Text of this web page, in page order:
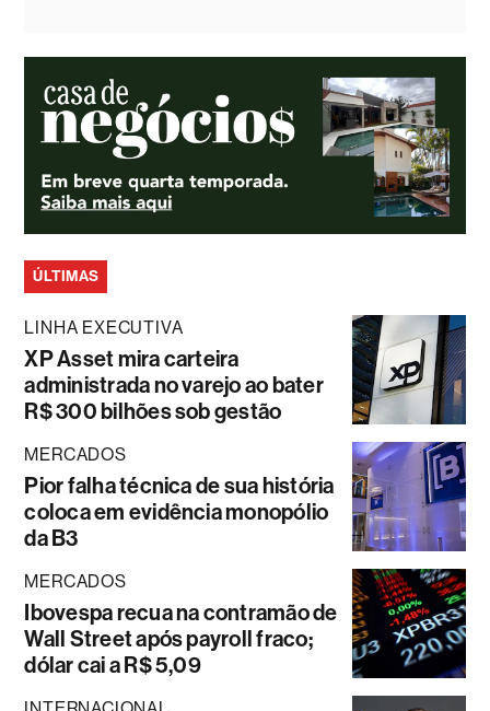
ÚLTIMAS
LINHA EXECUTIVA
XP Asset mira carteira
administrada no varejo ao bater
R$ 300 bilhões sob gestão
MERCADOS
Pior falha técnica de sua história
coloca em evidência monopólio
da B3
MERCADOS
Ibovespa recua na contramão de
Wall Street após payroll fraco;
dólar cai a R$ 5,09